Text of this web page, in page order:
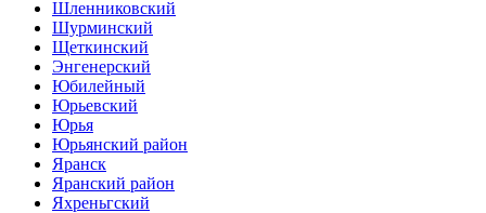
Шленниковский
Шурминский
Щеткинский
Энгенерский
Юбилейный
Юрьевский
Юрья
Юрьянский район
Яранск
Яранский район
Яхреньгский